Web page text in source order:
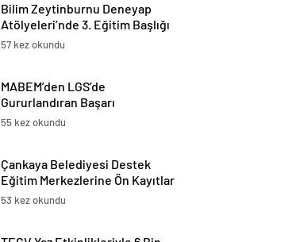
Bilim Zeytinburnu Deneyap
Atölyeleri’nde 3. Eğitim Başlığı
Başarıyla Tamamlandı
57 kez okundu
MABEM’den LGS’de
Gururlandıran Başarı
55 kez okundu
Çankaya Belediyesi Destek
Eğitim Merkezlerine Ön Kayıtlar
Başladı
53 kez okundu